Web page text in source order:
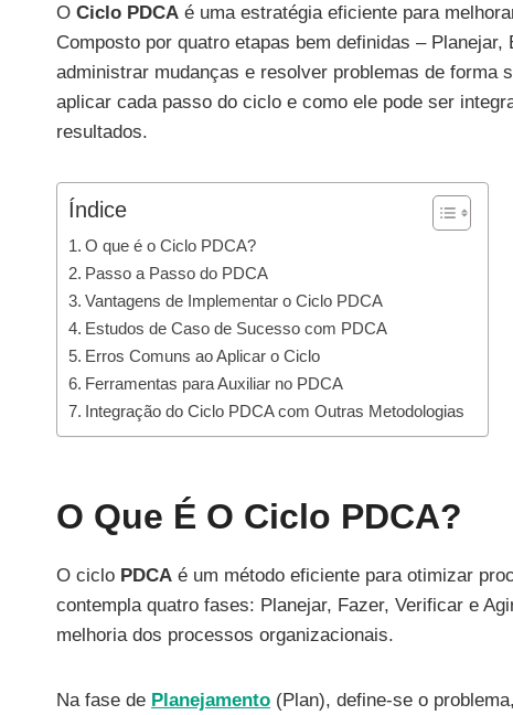
O Ciclo PDCA é uma estratégia eficiente para
Composto por quatro etapas bem definidas –
administrar mudanças e resolver problemas de forma
aplicar cada passo do ciclo e como ele pode ser
resultados.
Índice
O que é o Ciclo PDCA?
Passo a Passo do PDCA
Vantagens de Implementar o Ciclo PDCA
Estudos de Caso de Sucesso com PDCA
Erros Comuns ao Aplicar o Ciclo
Ferramentas para Auxiliar no PDCA
Integração do Ciclo PDCA com Outras Metodologias
O Que É O Ciclo PDCA?
O ciclo PDCA é um método eficiente para otimizar
contempla quatro fases: Planejar, Fazer, Verificar e
melhoria dos processos organizacionais.
Na fase de Planejamento (Plan), define-se o